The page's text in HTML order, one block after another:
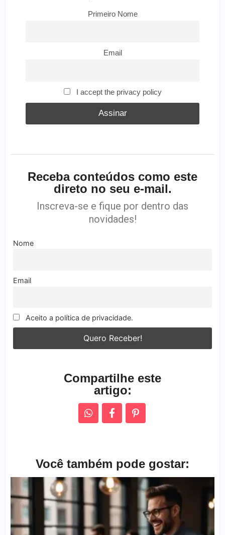
Primeiro Nome
Email
I accept the privacy policy
Receba conteúdos como este
direto no seu e-mail.
Inscreva-se e fique por dentro das
novidades!
Nome
Email
Aceito a política de privacidade.
Compartilhe este
artigo:
Você também pode gostar: